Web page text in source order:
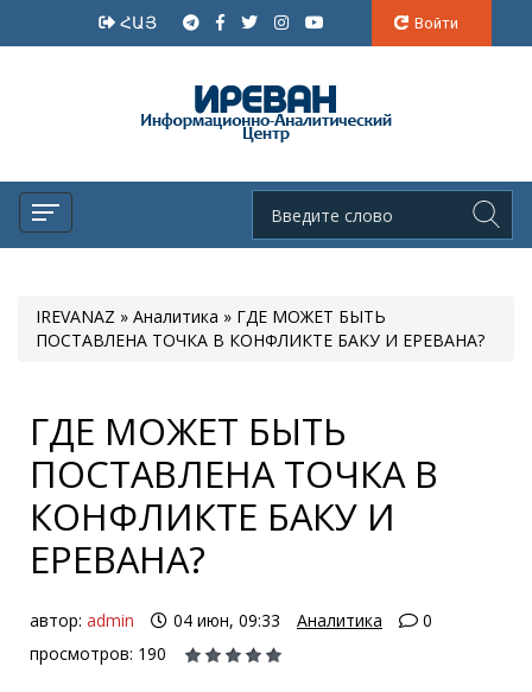
ՀԱՅ Войти
IREVANAZ » Аналитика » ГДЕ МОЖЕТ БЫТЬ
ПОСТАВЛЕНА ТОЧКА В КОНФЛИКТЕ БАКУ И ЕРЕВАНА?
ГДЕ МОЖЕТ БЫТЬ
ПОСТАВЛЕНА ТОЧКА В
КОНФЛИКТЕ БАКУ И
ЕРЕВАНА?
автор: admin 04 июн, 09:33 Аналитика
0
просмотров: 190